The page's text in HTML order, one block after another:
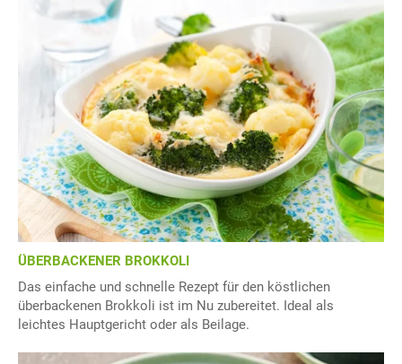
ÜBERBACKENER BROKKOLI
Das einfache und schnelle Rezept für den köstlichen
überbackenen Brokkoli ist im Nu zubereitet. Ideal als
leichtes Hauptgericht oder als Beilage.